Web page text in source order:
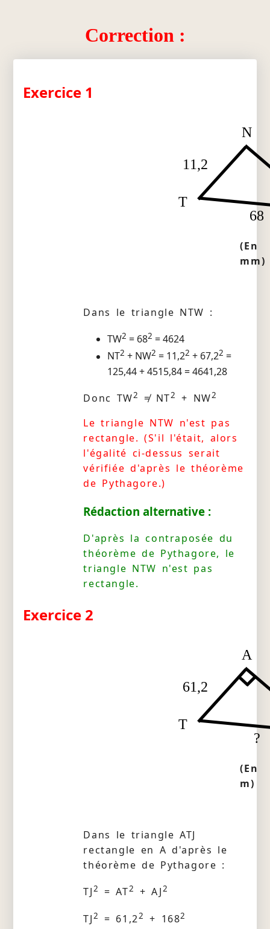
Correction :
Exercice 1
N
T
11,2
68
(En
mm)
Dans le triangle NTW :
TW2 = 682 = 4624
NT2 + NW2 = 11,22 + 67,22 =
125,44 + 4515,84 = 4641,28
Donc TW2 ≠ NT2 + NW2
Le triangle NTW n'est pas
rectangle. (S'il l'était, alors
l'égalité ci-dessus serait
vérifiée d'après le théorème
de Pythagore.)
Rédaction alternative :
D'après la contraposée du
théorème de Pythagore, le
triangle NTW n'est pas
rectangle.
Exercice 2
A
T
61,2
?
(En
m)
Dans le triangle ATJ
rectangle en A d'après le
théorème de Pythagore :
TJ2 = AT2 + AJ2
TJ2 = 61,22 + 1682